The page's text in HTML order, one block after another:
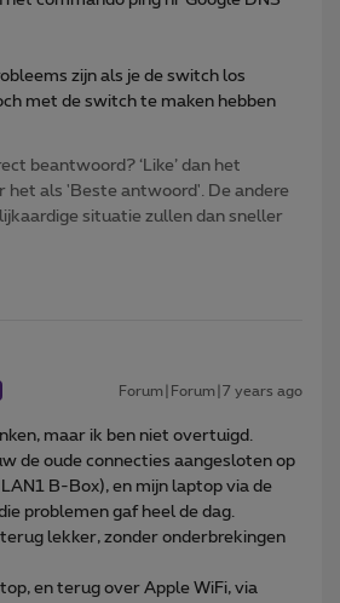
zijn als je de switch los
met de switch te maken hebben
beantwoord? ‘Like’ dan het
het als 'Beste antwoord'. De andere
situatie zullen dan sneller
Forum|Forum|7 years ago
maar ik ben niet overtuigd.
de oude connecties aangesloten op
B-Box), en mijn laptop via de
problemen gaf heel de dag.
lekker, zonder onderbrekingen
en terug over Apple WiFi, via